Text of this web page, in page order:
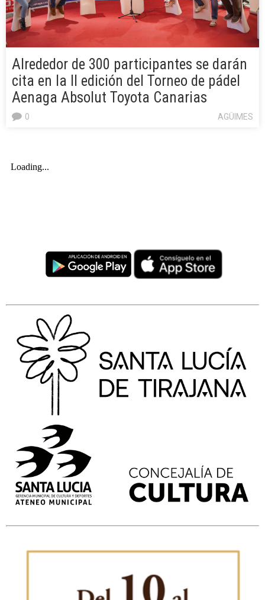
Alrededor de 300 participantes se darán
cita en la II edición del Torneo de pádel
Aenaga Absolut Toyota Canarias
AGÜIMES
0